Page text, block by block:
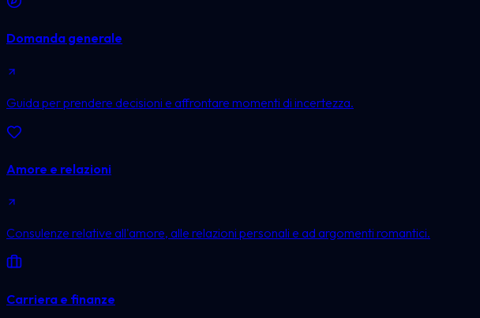
Domanda generale
Guida per prendere decisioni e affrontare momenti di incertezza.
Amore e relazioni
Consulenze relative all'amore, alle relazioni personali e ad argomenti romantici.
Carriera e finanze